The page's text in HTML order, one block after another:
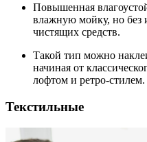
Повышенная
влажную мойку, но без
чистящих средств.
Такой тип можно
начиная от
лофтом и ретро-стилем.
Текстильные